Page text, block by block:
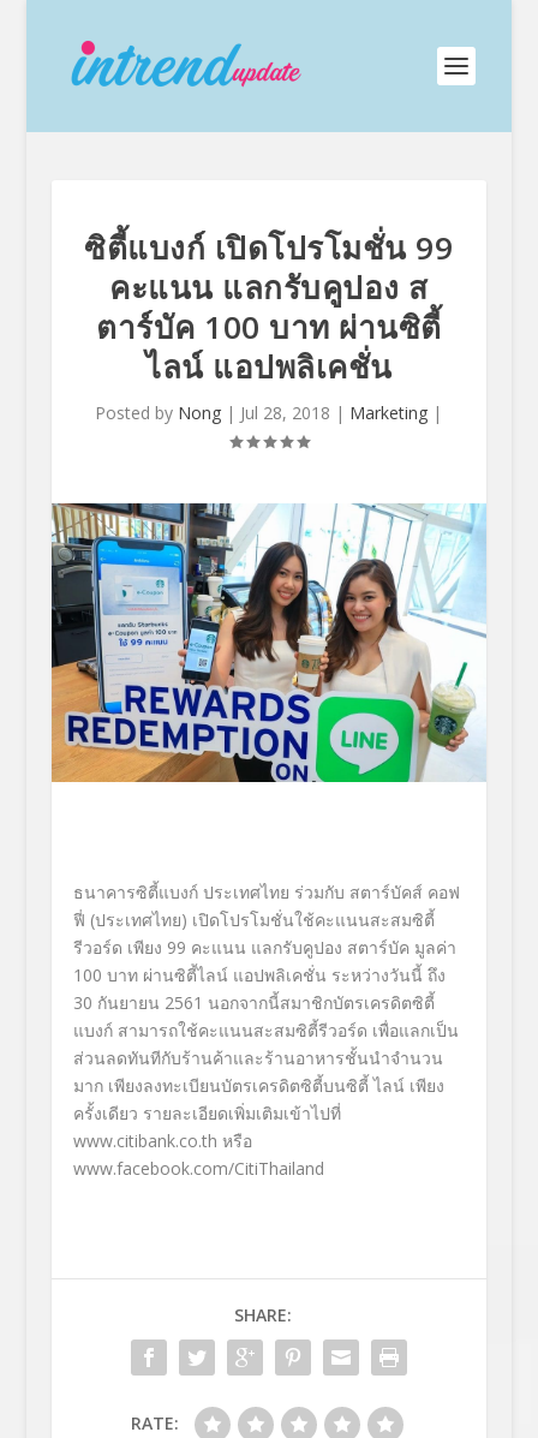
ซิตี้แบงก์ เปิดโปรโมชั่น 99
คะแนน แลกรับคูปอง ส
ตาร์บัค 100 บาท ผ่านซิตี้
ไลน์ แอปพลิเคชั่น
Posted by Nong | Jul 28, 2018 | Marketing |
ธนาคารซิตี้แบงก์ ประเทศไทย ร่วมกับ สตาร์บัคส์ คอฟ
ฟี่ (ประเทศไทย) เปิดโปรโมชั่นใช้คะแนนสะสมซิตี้
รีวอร์ด เพียง 99 คะแนน แลกรับคูปอง สตาร์บัค มูลค่า
100 บาท ผ่านซิตี้ไลน์ แอปพลิเคชั่น ระหว่างวันนี้ ถึง
30 กันยายน 2561 นอกจากนี้สมาชิกบัตรเครดิตซิตี้
แบงก์ สามารถใช้คะแนนสะสมซิตี้รีวอร์ด เพื่อแลกเป็น
ส่วนลดทันทีกับร้านค้าและร้านอาหารชั้นนำจำนวน
มาก เพียงลงทะเบียนบัตรเครดิตซิตี้บนซิตี้ ไลน์ เพียง
ครั้งเดียว รายละเอียดเพิ่มเติมเข้าไปที่
www.citibank.co.th หรือ
www.facebook.com/CitiThailand
SHARE:
RATE: